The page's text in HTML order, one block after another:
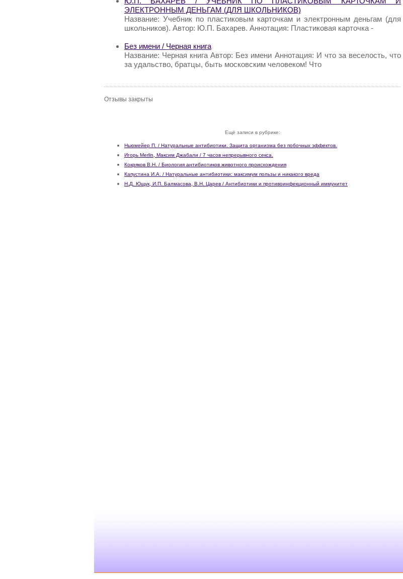
ЭЛЕКТРОННЫМ ДЕНЬГАМ (ДЛЯ ШКОЛЬНИКОВ)
Название: Учебник по пластиковым карточкам и электронным деньгам (для
школьников). Автор: Ю.П. Бахарев. Аннотация: Пластиковая карточка -
Без имени / Черная книга
Название: Черная книга Автор: Без имени Аннотация: И что за веселость, что
за удальство, братцы, быть московским человеком! Что
Отзывы закрыты
Ещё записи в рубрике:
Ньюмейер П. / Натуральные антибиотики. Защита организма без побочных эффектов.
Игорь Merlin, Максим Джабали / 7 часов непрерывного секса.
Кокряков В.Н. / Биология антибиотиков животного происхождения
Капустина И.А. / Натуральные антибиотики: максимум пользы и никакого вреда
Н.Д. Ющук, И.П. Балмасова, В.Н. Царев / Антибиотики и противоинфекционный иммунитет